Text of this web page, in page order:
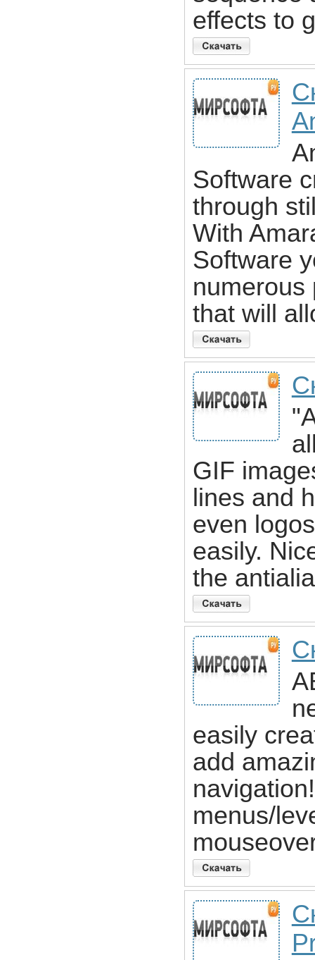
effects to
Software
through
With
Software
numerous
that will
GIF
lines and
even
easily.
the
easily
add
menus/